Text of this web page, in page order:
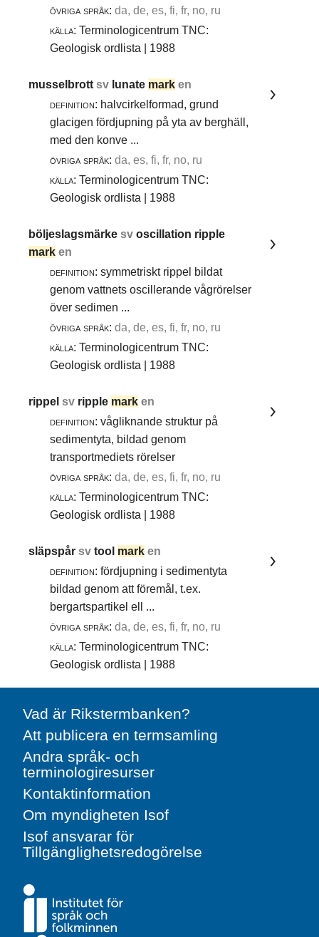
övriga språk: da, de, es, fi, fr, no, ru
källa: Terminologicentrum TNC:
Geologisk ordlista | 1988
musselbrottsv lunate mark en
definition: halvcirkelformad, grund
glacigen fördjupning på yta av berghäll,
med den konve ...
övriga språk: da, es, fi, fr, no, ru
källa: Terminologicentrum TNC:
Geologisk ordlista | 1988
böljeslagsmärkesvoscillation ripple
mark en
definition: symmetriskt rippel bildat
genom vattnets oscillerande vågrörelser
över sedimen ...
övriga språk: da, de, es, fi, fr, no, ru
källa: Terminologicentrum TNC:
Geologisk ordlista | 1988
rippelsv ripple mark en
definition: vågliknande struktur på
sedimentyta, bildad genom
transportmediets rörelser
övriga språk: da, de, es, fi, fr, no, ru
källa: Terminologicentrum TNC:
Geologisk ordlista | 1988
släpspårsvtool mark en
definition: fördjupning i sedimentyta
bildad genom att föremål, t.ex.
bergartspartikel ell ...
övriga språk: da, de, es, fi, fr, no, ru
källa: Terminologicentrum TNC:
Geologisk ordlista | 1988
Vad är Rikstermbanken?
Att publicera en termsamling
Andra språk- och
terminologiresurser
Kontaktinformation
Om myndigheten Isof
Isof ansvarar för
Tillgänglighetsredogörelse